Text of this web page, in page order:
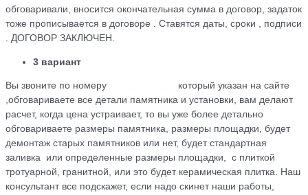
обговаривали, вносится окончательная сумма в договор, задаток
тоже прописывается в договоре . Ставятся даты, сроки , подписи
. ДОГОВОР ЗАКЛЮЧЕН.
3 вариант
Вы звоните по номеру
который указан на сайте
,обговариваете все детали памятника и установки, вам делают
расчет, когда цена устраивает, то вы уже более детально
обговариваете размеры памятника, размеры площадки, будет
демонтаж старых памятников или нет, будет стандартная
заливка или определенные размеры площадки, с плиткой
тротуарной, гранитной, или это будет керамическая плитка. Наш
консультант все подскажет, если надо скинет наши работы,